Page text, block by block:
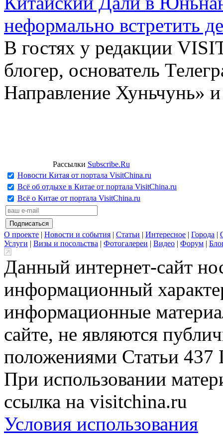
неформально встретить
В гостях у редакции
блогер, основатель
Направление Хуньчунь»
Рассылки Subscribe.Ru
Новости Китая от портала VisitChina.ru
Всё об отдыхе в Китае от портала VisitChina.ru
Всё о Китае от портала VisitChina.ru
О проекте | Новости и события | Статьи | Интересное | Города |
Услуги | Визы и посольства | Фотогалереи | Видео | Форум |
Данный интернет-сайт
информационный
информационные
сайте, не являются
положениями Статьи 437
При использовании
ссылка на visitchina.ru
Условия использования